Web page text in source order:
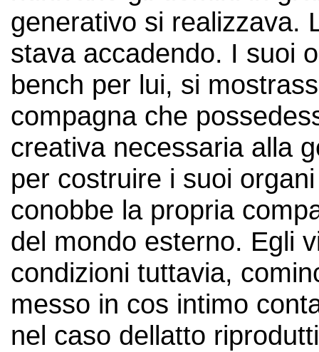
generativo si realizzava.
stava accadendo. I suoi
bench per lui, si
compagna che
creativa necessaria alla
per costruire i suoi
conobbe la propria
del mondo esterno. Egli
condizioni tuttavia,
messo in cos intimo
nel caso dellatto